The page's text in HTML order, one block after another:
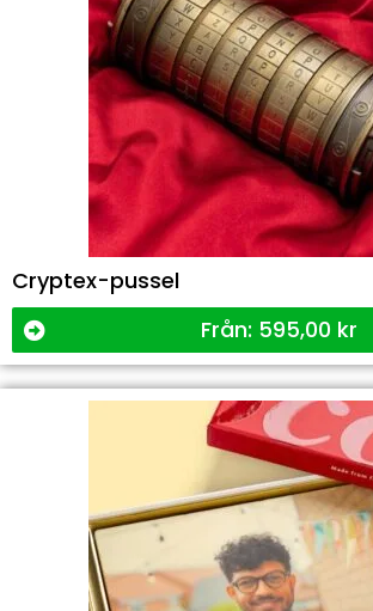
Cryptex-pussel
Från: 595,00 kr